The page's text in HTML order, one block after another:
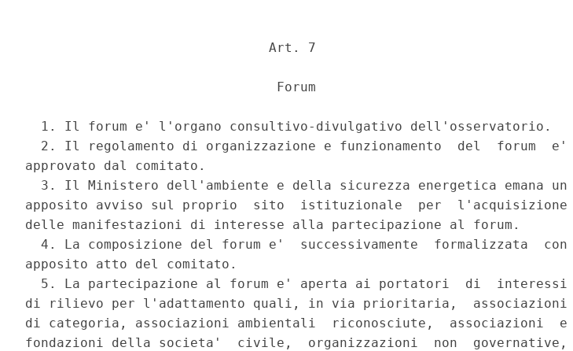
                               Art. 7
                                Forum
  1. Il forum e' l'organo consultivo-divulgativo dell'osservatorio.
  2. Il regolamento di organizzazione e funzionamento  del  forum  e'
approvato dal comitato.
  3. Il Ministero dell'ambiente e della sicurezza energetica emana un
apposito avviso sul proprio  sito  istituzionale  per  l'acquisizione
delle manifestazioni di interesse alla partecipazione al forum.
  4. La composizione del forum e'  successivamente  formalizzata  con
apposito atto del comitato.
  5. La partecipazione al forum e' aperta ai portatori  di  interessi
di rilievo per l'adattamento quali, in via prioritaria,  associazioni
di categoria, associazioni ambientali  riconosciute,  associazioni  e
fondazioni della societa'  civile,  organizzazioni  non  governative,